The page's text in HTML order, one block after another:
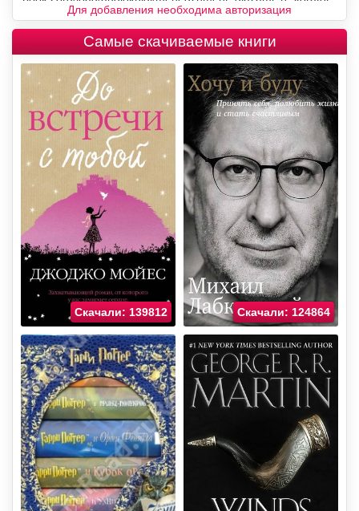
Для добавления необходима авторизация
Самые скачиваемые книги
Скачали: 139812 Скачали: 124864